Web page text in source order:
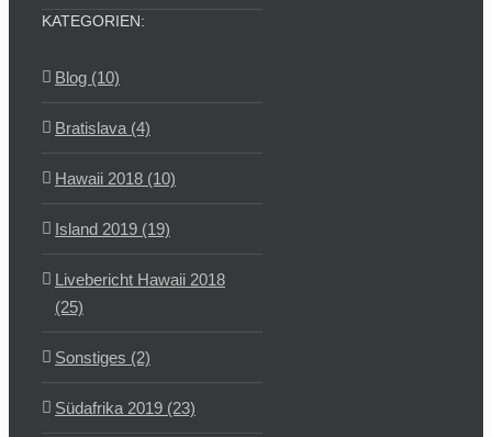
KATEGORIEN:
Blog (10)
Bratislava (4)
Hawaii 2018 (10)
Island 2019 (19)
Livebericht Hawaii 2018
(25)
Sonstiges (2)
Südafrika 2019 (23)